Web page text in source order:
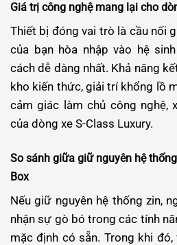
Giá trị công nghệ mang lại cho
Thiết bị đóng vai trò là cầu nối
của bạn hòa nhập vào hệ
cách dễ dàng nhất. Khả năng
kho kiến thức, giải trí khổng lồ
cảm giác làm chủ công nghệ,
của dòng xe S-Class Luxury.
So sánh giữa giữ nguyên hệ
Box
Nếu giữ nguyên hệ thống zin,
nhận sự gò bó trong các tính
mặc định có sẵn. Trong khi